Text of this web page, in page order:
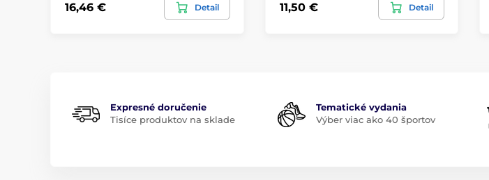
16,46 € Detail 11,50 € Detail
Expresné doručenie
Tisíce produktov na sklade
Tematické vydania
Výber viac ako 40 športov